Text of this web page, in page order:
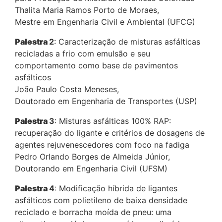
Thalita Maria Ramos Porto de Moraes,
Mestre em Engenharia Civil e Ambiental (UFCG)
Palestra 2: Caracterização de misturas asfálticas
recicladas a frio com emulsão e seu
comportamento como base de pavimentos
asfálticos
João Paulo Costa Meneses,
Doutorado em Engenharia de Transportes (USP)
Palestra 3: Misturas asfálticas 100% RAP:
recuperação do ligante e critérios de dosagens de
agentes rejuvenescedores com foco na fadiga
Pedro Orlando Borges de Almeida Júnior,
Doutorando em Engenharia Civil (UFSM)
Palestra4: Modificação híbrida de ligantes
asfálticos com polietileno de baixa densidade
reciclado e borracha moída de pneu: uma